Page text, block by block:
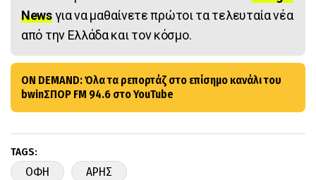
Newsγια να μαθαίνετε πρώτοι τα τελευταία νέα
από την Ελλάδα και τον κόσμο.
ON DEMAND: Όλα τα ρεπορτάζ στο επίσημο κανάλι του
bwinΣΠΟΡ FM 94.6 στο YouTube
TAGS:
ΟΦΗ ΑΡΗΣ